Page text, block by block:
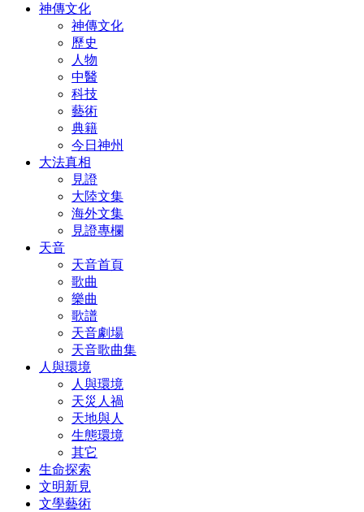
神傳文化
神傳文化
歷史
人物
中醫
科技
藝術
典籍
今日神州
大法真相
見證
大陸文集
海外文集
見證專欄
天音
天音首頁
歌曲
樂曲
歌譜
天音劇場
天音歌曲集
人與環境
人與環境
天災人禍
天地與人
生態環境
其它
生命探索
文明新見
文學藝術